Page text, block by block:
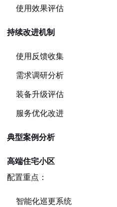
使用效果评估
持续改进机制
使用反馈收集
需求调研分析
装备升级评估
服务优化改进
典型案例分析
高端住宅小区
配置重点：
智能化巡更系统